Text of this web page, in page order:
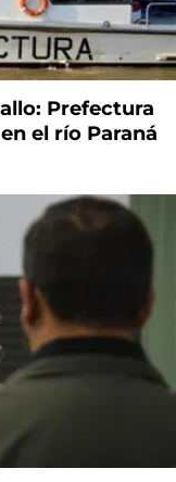
Prefectura
el río Paraná